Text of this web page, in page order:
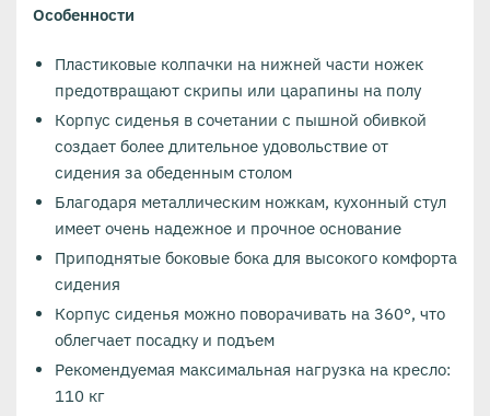
Особенности
Пластиковые колпачки на нижней части ножек
предотвращают скрипы или царапины на полу
Корпус сиденья в сочетании с пышной обивкой
создает более длительное удовольствие от
сидения за обеденным столом
Благодаря металлическим ножкам, кухонный стул
имеет очень надежное и прочное основание
Приподнятые боковые бока для высокого комфорта
сидения
Корпус сиденья можно поворачивать на 360°, что
облегчает посадку и подъем
Рекомендуемая максимальная нагрузка на кресло:
110 кг